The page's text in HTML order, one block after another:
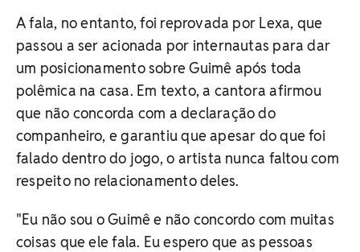
A fala, no entanto, foi reprovada por Lexa, que
passou a ser acionada por internautas para dar
um posicionamento sobre Guimê após toda
polêmica na casa. Em texto, a cantora afirmou
que não concorda com a declaração do
companheiro, e garantiu que apesar do que foi
falado dentro do jogo, o artista nunca faltou com
respeito no relacionamento deles.
"Eu não sou o Guimê e não concordo com muitas
coisas que ele fala. Eu espero que as pessoas